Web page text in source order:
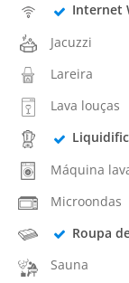
Internet
Jacuzzi
Lareira
Lava louças
Máquina
Microondas
Roupa
Sauna